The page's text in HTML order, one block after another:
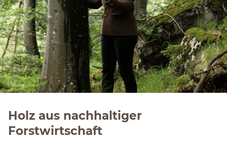
Holz aus nachhaltiger
Forstwirtschaft